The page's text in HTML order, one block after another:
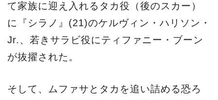
て家族に迎え入れるタカ役（後のスカー）
に『シラノ』(21)のケルヴィン・ハリソン・
Jr.、若きサラビ役にティファニー・ブーン
が抜擢された。
そして、ムファサとタカを追い詰める恐ろ